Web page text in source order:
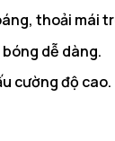
thoải mái
dễ dàng.
cường độ cao.